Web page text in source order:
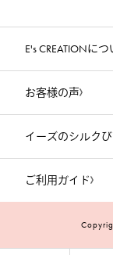
E's CREATIONに
お客様の声
イーズのシルクび
ご利用ガイド